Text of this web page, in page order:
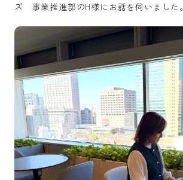
ズ 事業推進部のH様にお話を伺いました。